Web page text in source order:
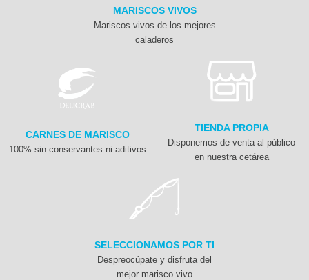
MARISCOS VIVOS
Mariscos vivos de los mejores
caladeros
CARNES DE MARISCO
100% sin conservantes ni aditivos
TIENDA PROPIA
Disponemos de venta al público
en nuestra cetárea
SELECCIONAMOS POR TI
Despreocúpate y disfruta del
mejor marisco vivo